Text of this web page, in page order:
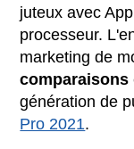
juteux avec
processeur.
marketing de
comparaisons
génération de
Pro 2021.